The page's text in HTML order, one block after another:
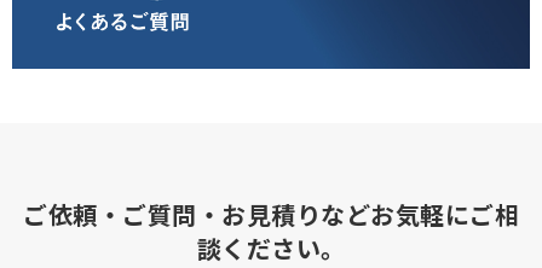
ご依頼・ご質問・お見積りなどお気軽にご相
談ください。